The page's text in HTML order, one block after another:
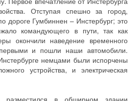
Отступая спешно за город,
дороге Гумбиннен – Инстербург; это
командующего в пути, так как
окончили наведение временного
и пошли наши автомобили.
немцами были испорчены
устройства, и электрическая
разместился в обширном здании